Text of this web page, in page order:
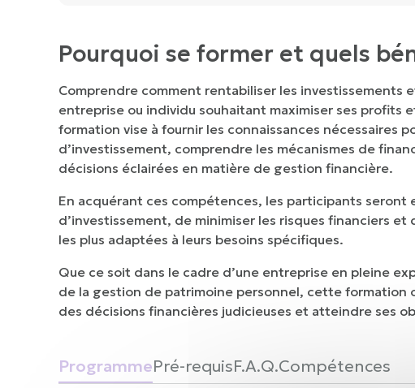
Pourquoi se former et quels
Comprendre comment rentabiliser les investissements
entreprise ou individu souhaitant maximiser ses profits
formation vise à fournir les connaissances nécessaires
d’investissement, comprendre les mécanismes de
décisions éclairées en matière de gestion financière.
En acquérant ces compétences, les participants seront
d’investissement, de minimiser les risques financiers
les plus adaptées à leurs besoins spécifiques.
Que ce soit dans le cadre d’une entreprise en pleine
de la gestion de patrimoine personnel, cette formation
des décisions financières judicieuses et atteindre ses
ProgrammePré-requisF.A.Q.Compétences